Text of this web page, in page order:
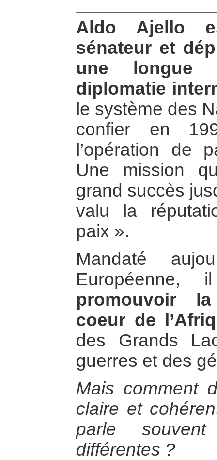
Aldo Ajello
sénateur et
une longue
diplomatie
le système des
confier en
l’opération de
Une mission
grand succès
valu la
paix ».
Mandaté
promouvoir
coeur de
des Grands
guerres et des
Mais comment
claire et
parle
différentes ?